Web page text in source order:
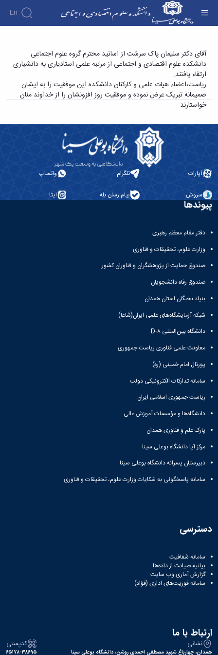
En
دانشکده
درباره
دانشکده
تاریخچه
ریاست
دانشکده
رؤسای
تماس
سازمان
دانشکده
معاونت
آموزشی
پژوهشی
تحصیلات
تکمیلی
آموزش
آموزش
تقویم
آموزشی
دروس
ارائه
و
نامه
ها
تحصیلات
فرم
و
نامه
ها
و
پایان
نامه
ها
پژوهش
پژوهش
اولویت
های
پژوهشی
و
ها
نشریات
Quarterly
Applied
Studies
of
Iran
Two
Journal
of
Contemporary
Sociological
Research
(CSR)
اساتید
اساتید
دانشکده
بازنشسته
های
آموزشی
های
علوم
علوم
اجتماعی
ارتقاء مرتبه علمی عضو هیات علمی گروه علوم
اجتماعی - دانشکده علوم اقتصادی و اجتماعی
آقای دکتر سلیمان پاک سرشت از اساتید محترم گروه علوم اجتماعی
دانشکده علوم اقتصادی و اجتماعی از مرتبه علمی استادیاری به دانشیاری
ارتقاء یافتند.
ریاست،اعضاء هیات علمی و کارکنان دانشکده این موفقیت را به ایشان
صمیمانه تبریک عرض نموده و موفقیت روز افزونشان را از خداوند منان
خواستارند.
آپارات تلگرام واتساپ
سروش پیام رسان بله ایتا
پیوندها
دفتر مقام معظم رهبری
وزارت علوم، تحقیقات و فناوری
صندوق حمایت از پژوهشگران و فناوران کشور
صندوق رفاه دانشجویان
بنیاد نخبگان استان همدان
شبکه آزمایشگاه‌های علمی ایران(شاعا)
دانشگاه بین‌المللی D-۸
معاونت علمی فناوری ریاست جمهوری
پورتال امام خمینی (ره)
سامانه تدارکات الکترونیکی دولت
ریاست جمهوری اسلامی ایران
دانشگاه‌ها و مؤسسات آموزش عالی
پارک علم و فناوری همدان
مرکز آپا دانشگاه بوعلی سینا
دبیرستان پسرانه دانشگاه بوعلی سینا
سامانه پاسخگوئی به شکایات وزارت علوم، تحقیقات و فناوری
دسترسی
سامانه شفافیت
بیانیه صیانت از داده‌ها
گزارش آماری وب‌ سایت
سامانه فوریت‌های اداری (فؤاد)
ارتباط با ما
نشانی
همدان، چهارباغ شهید مصطفی احمدی روشن، دانشگاه بوعلی سینا
کدپستی
۶۵۱۷۸-۳۸۶۹۵